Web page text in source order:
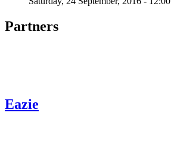
Partners
Eazie